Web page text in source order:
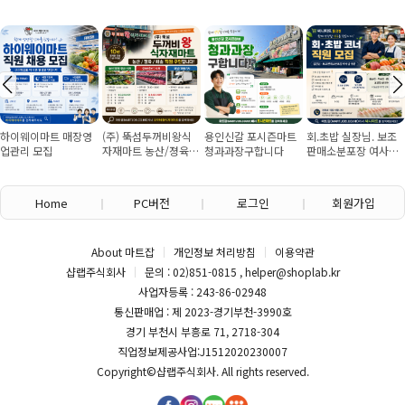
하이웨이마트 매장영
업관리 모집
(주) 뚝섬두꺼비왕식
자재마트 농산/졍육/
용인신갈 포시즌마트
청과과장구합니다
회.초밥 실장님. 보조
판매소분포장 여사님
Home PC버전 로그인 회원가입
About 마트잡 개인정보 처리방침
이용약관
샵랩주식회사
문의 : 02)851-0815 , helper@shoplab.kr
사업자등록 : 243-86-02948
통신판매업 : 제 2023-경기부천-3990호
경기 부천시 부흥로 71, 2718-304
직업정보제공사업:J1512020230007
Copyright©샵랩주식회사. All rights reserved.